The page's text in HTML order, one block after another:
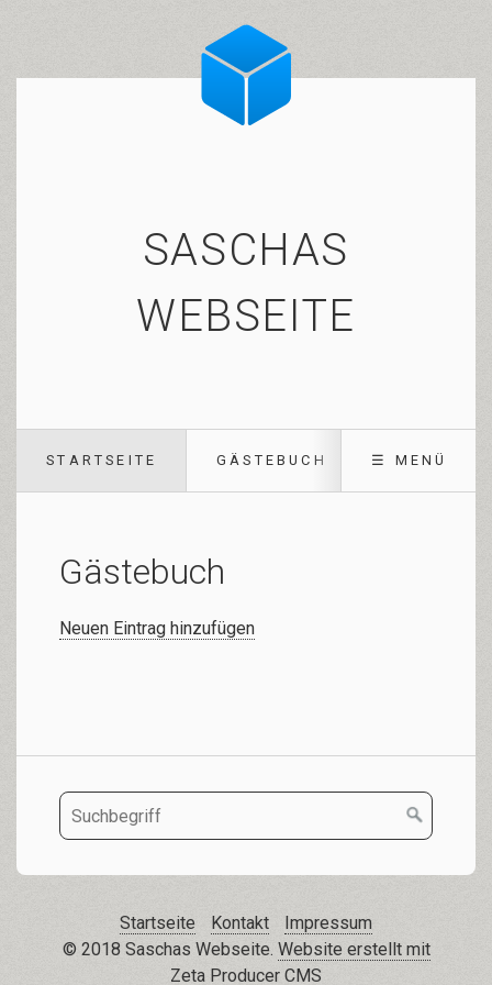
SASCHAS
WEBSEITE
STARTSEITE GÄSTEBUCH ☰ MENÜ
Gästebuch
Neuen Eintrag hinzufügen
Startseite Kontakt
Impressum
© 2018 Saschas Webseite. Website erstellt mit
Zeta Producer CMS